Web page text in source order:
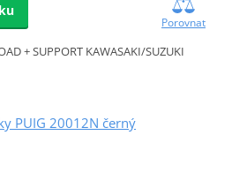
Porovnat
+ SUPPORT KAWASAKI/SUZUKI
PUIG 20012N černý